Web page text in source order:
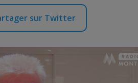
sur Twitter